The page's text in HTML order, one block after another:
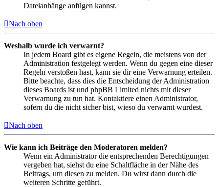
Dateianhänge anfügen kannst.
Nach oben
Weshalb wurde ich verwarnt?
In jedem Board gibt es eigene Regeln, die meistens von der
Administration festgelegt werden. Wenn du gegen eine dieser
Regeln verstoßen hast, kann sie dir eine Verwarnung erteilen.
Bitte beachte, dass dies die Entscheidung der Administration
dieses Boards ist und phpBB Limited nichts mit dieser
Verwarnung zu tun hat. Kontaktiere einen Administrator,
sofern du die nicht sicher bist, wieso du verwarnt wurdest.
Nach oben
Wie kann ich Beiträge den Moderatoren melden?
Wenn ein Administrator die entsprechenden Berechtigungen
vergeben hat, siehst du eine Schaltfläche in der Nähe des
Beitrags, um diesen zu melden. Du wirst dann durch die
weiteren Schritte geführt.